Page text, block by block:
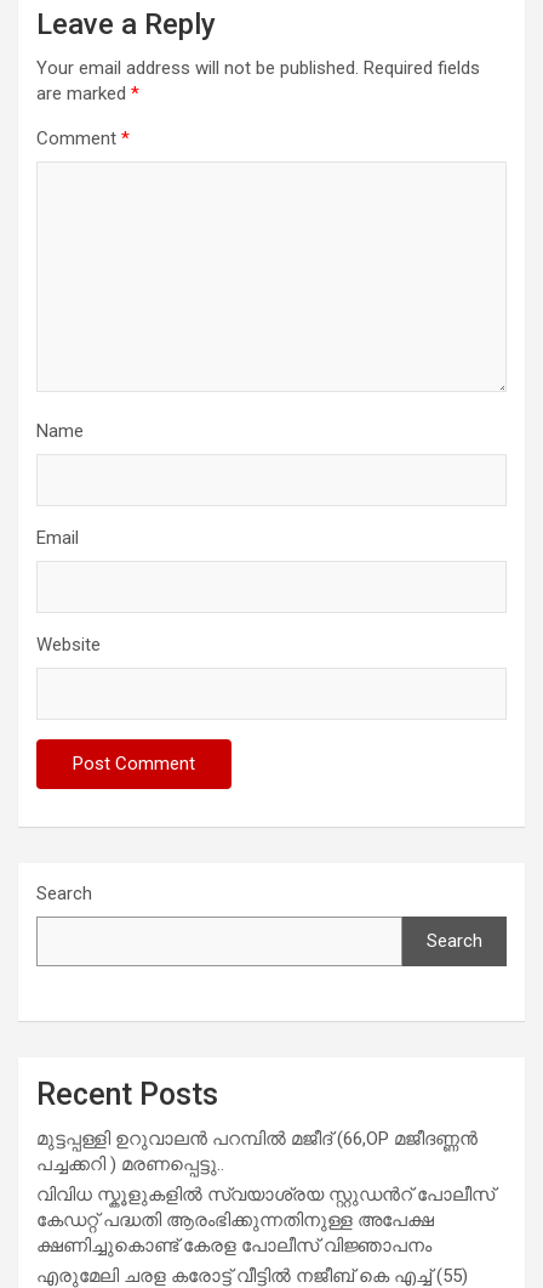
Leave a Reply
Your email address will not be published. Required fields
are marked *
Comment *
Name
Email
Website
Search
Search
Recent Posts
മുട്ടപ്പള്ളി ഉറുവാലൻ പറമ്പിൽ മജീദ് (66,OP മജീദണ്ണൻ
പച്ചക്കറി ) മരണപ്പെട്ടു..
വിവിധ സ്കൂളുകളില്‍ സ്വയാശ്രയ സ്റ്റുഡന്‍റ് പോലീസ്
കേഡറ്റ് പദ്ധതി ആരംഭിക്കുന്നതിനുള്ള അപേക്ഷ
ക്ഷണിച്ചുകൊണ്ട് കേരള പോലീസ് വിജ്ഞാപനം
എരുമേലി ചരള കരോട്ട് വീട്ടിൽ നജീബ് കെ എച്ച് (55)